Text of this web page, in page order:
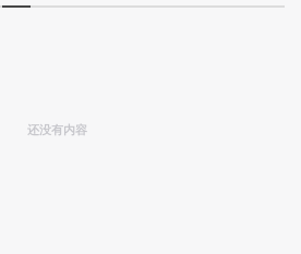
还没有内容